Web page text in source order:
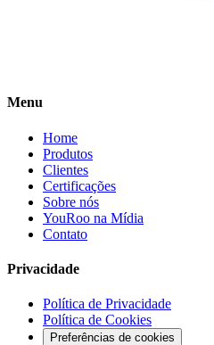
Menu
Home
Produtos
Clientes
Certificações
Sobre nós
YouRoo na Mídia
Contato
Privacidade
Política de Privacidade
Política de Cookies
Preferências de cookies